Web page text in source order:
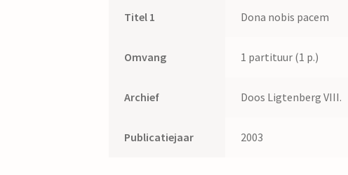
Titel 1 Dona nobis pacem
Omvang 1 partituur (1 p.)
Archief Doos Ligtenberg VIII.
Publicatiejaar 2003